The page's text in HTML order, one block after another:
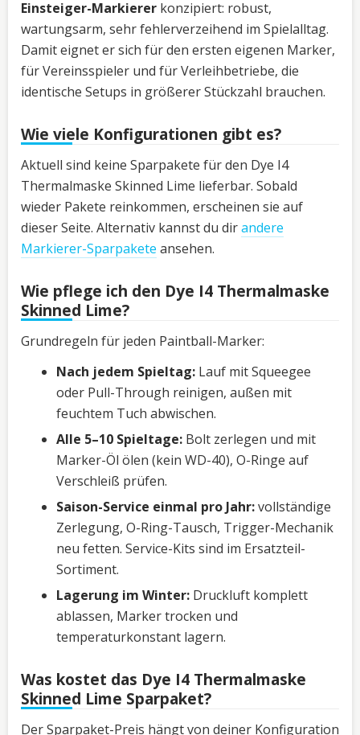
Einsteiger-Markierer konzipiert: robust,
wartungsarm, sehr fehlerverzeihend im Spielalltag.
Damit eignet er sich für den ersten eigenen Marker,
für Vereinsspieler und für Verleihbetriebe, die
identische Setups in größerer Stückzahl brauchen.
Wie viele Konfigurationen gibt es?
Aktuell sind keine Sparpakete für den Dye I4
Thermalmaske Skinned Lime lieferbar. Sobald
wieder Pakete reinkommen, erscheinen sie auf
dieser Seite. Alternativ kannst du dirandere
Markierer-Sparpakete ansehen.
Wie pflege ich den Dye I4 Thermalmaske
Skinned Lime?
Grundregeln für jeden Paintball-Marker:
Nach jedem Spieltag: Lauf mit Squeegee
oder Pull-Through reinigen, außen mit
feuchtem Tuch abwischen.
Alle 5–10 Spieltage: Bolt zerlegen und mit
Marker-Öl ölen (kein WD-40), O-Ringe auf
Verschleiß prüfen.
Saison-Service einmal pro Jahr:vollständige
Zerlegung, O-Ring-Tausch, Trigger-Mechanik
neu fetten. Service-Kits sind im Ersatzteil-
Sortiment.
Lagerung im Winter: Druckluft komplett
ablassen, Marker trocken und
temperaturkonstant lagern.
Was kostet das Dye I4 Thermalmaske
Skinned Lime Sparpaket?
Der Sparpaket-Preis hängt von deiner Konfiguration